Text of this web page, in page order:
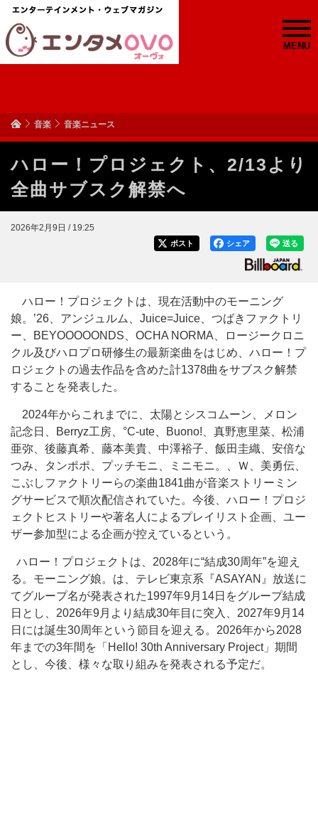
MENU
音楽 音楽ニュース
ハロー！プロジェクト、2/13より
全曲サブスク解禁へ
2026年2月9日 / 19:25
送る
シェア
ポスト
ハロー！プロジェクトは、現在活動中のモーニング
娘。’26、アンジュルム、Juice=Juice、つばきファクトリ
ー、BEYOOOOONDS、OCHA NORMA、ロージークロニ
クル及びハロプロ研修生の最新楽曲をはじめ、ハロー！プ
ロジェクトの過去作品を含めた計1378曲をサブスク解禁
することを発表した。
2024年からこれまでに、太陽とシスコムーン、メロン
記念日、Berryz工房、°C-ute、Buono!、真野恵里菜、松浦
亜弥、後藤真希、藤本美貴、中澤裕子、飯田圭織、安倍な
つみ、タンポポ、プッチモニ、ミニモニ。、Ｗ、美勇伝、
こぶしファクトリーらの楽曲1841曲が音楽ストリーミン
グサービスで順次配信されていた。今後、ハロー！プロジ
ェクトヒストリーや著名人によるプレイリスト企画、ユー
ザー参加型による企画が控えているという。
ハロー！プロジェクトは、2028年に“結成30周年”を迎え
る。モーニング娘。は、テレビ東京系『ASAYAN』放送に
てグループ名が発表された1997年9月14日をグループ結成
日とし、2026年9月より結成30年目に突入、2027年9月14
日には誕生30周年という節目を迎える。2026年から2028
年までの3年間を「Hello! 30th Anniversary Project」期間
とし、今後、様々な取り組みを発表される予定だ。